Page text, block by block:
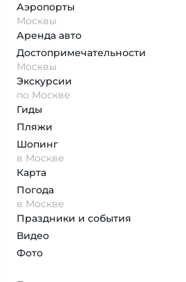
Аэропорты
Москвы
Аренда авто
Достопримеча­тельности
Москвы
Экскурсии
по Москве
Гиды
Пляжи
Шопинг
в Москве
Карта
Погода
в Москве
Праздники и события
Видео
Фото